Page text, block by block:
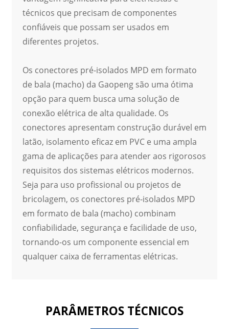
técnicos que precisam de componentes
confiáveis ​​que possam ser usados ​​em
diferentes projetos.
Os conectores pré-isolados MPD em formato
de bala (macho) da Gaopeng são uma ótima
opção para quem busca uma solução de
conexão elétrica de alta qualidade. Os
conectores apresentam construção durável em
latão, isolamento eficaz em PVC e uma ampla
gama de aplicações para atender aos rigorosos
requisitos dos sistemas elétricos modernos.
Seja para uso profissional ou projetos de
bricolagem, os conectores pré-isolados MPD
em formato de bala (macho) combinam
confiabilidade, segurança e facilidade de uso,
tornando-os um componente essencial em
qualquer caixa de ferramentas elétricas.
PARÂMETROS TÉCNICOS